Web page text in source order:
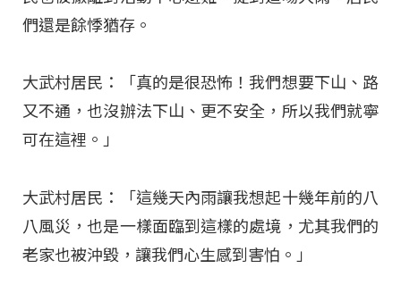
們還是餘悸猶存。
大武村居民：「真的是很恐怖！我們想要下山、路
又不通，也沒辦法下山、更不安全，所以我們就寧
可在這裡。」
大武村居民：「這幾天內雨讓我想起十幾年前的八
八風災，也是一樣面臨到這樣的處境，尤其我們的
老家也被沖毀，讓我們心生感到害怕。」